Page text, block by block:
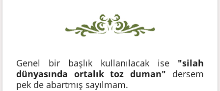
Genel bir başlık kullanılacak ise "silah
dünyasında ortalık toz duman" dersem
pek de abartmış sayılmam.